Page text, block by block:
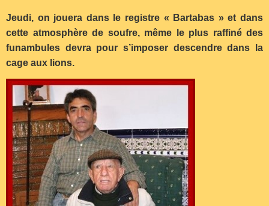
Jeudi, on jouera dans le registre « Bartabas » et dans
cette atmosphère de soufre, même le plus raffiné des
funambules devra pour s’imposer descendre dans la
cage aux lions.